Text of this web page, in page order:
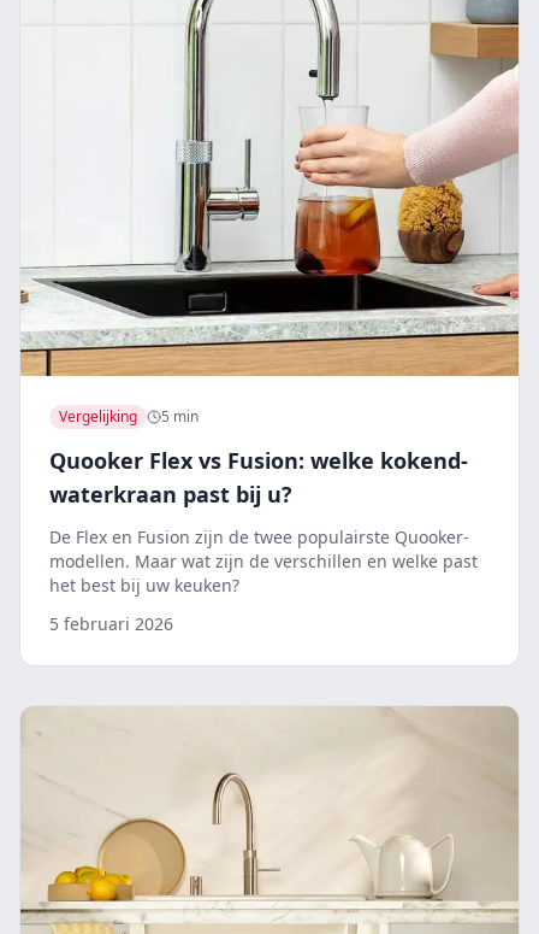
Vergelijking 5 min
Quooker Flex vs Fusion: welke kokend-
waterkraan past bij u?
De Flex en Fusion zijn de twee populairste Quooker-
modellen. Maar wat zijn de verschillen en welke past
het best bij uw keuken?
5 februari 2026